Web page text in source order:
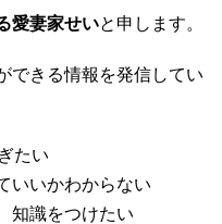
愛妻家せいと申します。
できる情報を発信してい
たい
いいかわからない
知識をつけたい